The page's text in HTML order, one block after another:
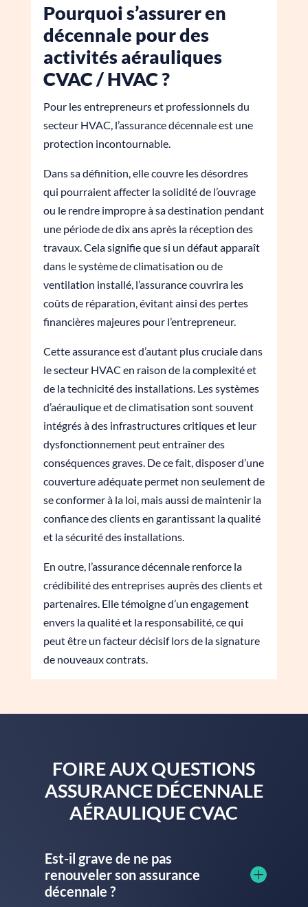
Pourquoi s’assurer en
décennale pour des
activités aérauliques
CVAC / HVAC ?
Pour les entrepreneurs et professionnels du
secteur HVAC, l’assurance décennale est une
protection incontournable.
Dans sa définition, elle couvre les désordres
qui pourraient affecter la solidité de l’ouvrage
ou le rendre impropre à sa destination pendant
une période de dix ans après la réception des
travaux. Cela signifie que si un défaut apparaît
dans le système de climatisation ou de
ventilation installé, l’assurance couvrira les
coûts de réparation, évitant ainsi des pertes
financières majeures pour l’entrepreneur.
Cette assurance est d’autant plus cruciale dans
le secteur HVAC en raison de la complexité et
de la technicité des installations. Les systèmes
d’aéraulique et de climatisation sont souvent
intégrés à des infrastructures critiques et leur
dysfonctionnement peut entraîner des
conséquences graves. De ce fait, disposer d’une
couverture adéquate permet non seulement de
se conformer à la loi, mais aussi de maintenir la
confiance des clients en garantissant la qualité
et la sécurité des installations.
En outre, l’assurance décennale renforce la
crédibilité des entreprises auprès des clients et
partenaires. Elle témoigne d’un engagement
envers la qualité et la responsabilité, ce qui
peut être un facteur décisif lors de la signature
de nouveaux contrats.
FOIRE AUX QUESTIONS
ASSURANCE DÉCENNALE
AÉRAULIQUE CVAC
Est-il grave de ne pas
renouveler son assurance
décennale ?